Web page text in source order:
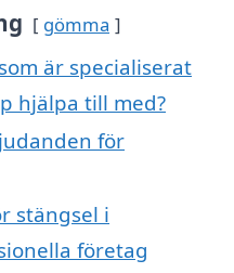
gömma
är specialiserat
hjälpa till med?
för
stängsel i
företag